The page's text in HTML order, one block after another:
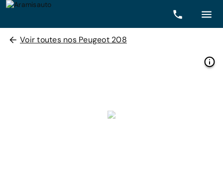
Voir toutes nos Peugeot 208